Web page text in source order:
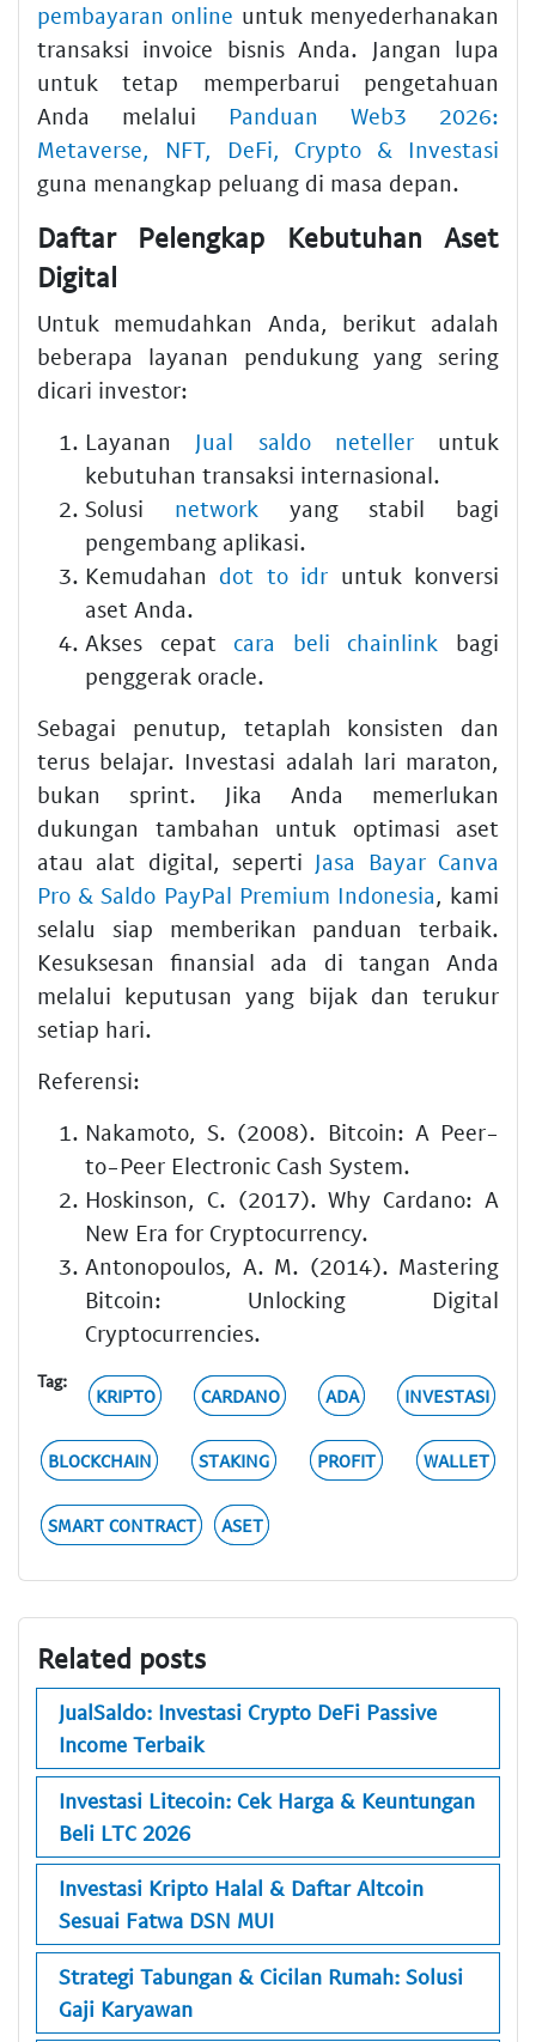
pembayaran online untuk menyederhanakan
transaksi invoice bisnis Anda. Jangan lupa
untuk tetap memperbarui pengetahuan
Anda melalui Panduan Web3 2026:
Metaverse, NFT, DeFi, Crypto & Investasi
guna menangkap peluang di masa depan.
Daftar Pelengkap Kebutuhan Aset
Digital
Untuk memudahkan Anda, berikut adalah
beberapa layanan pendukung yang sering
dicari investor:
Layanan Jual saldo netelleruntuk
kebutuhan transaksi internasional.
Solusi networkyang stabil bagi
pengembang aplikasi.
Kemudahan dot to idr untuk konversi
aset Anda.
Akses cepat cara beli chainlink bagi
penggerak oracle.
Sebagai penutup, tetaplah konsisten dan
terus belajar. Investasi adalah lari maraton,
bukan sprint. Jika Anda memerlukan
dukungan tambahan untuk optimasi aset
atau alat digital, seperti Jasa Bayar Canva
Pro & Saldo PayPal Premium Indonesia, kami
selalu siap memberikan panduan terbaik.
Kesuksesan finansial ada di tangan Anda
melalui keputusan yang bijak dan terukur
setiap hari.
Referensi:
Nakamoto, S. (2008). Bitcoin: A Peer-
to-Peer Electronic Cash System.
Hoskinson, C. (2017). Why Cardano: A
New Era for Cryptocurrency.
Antonopoulos, A. M. (2014). Mastering
Bitcoin: Unlocking Digital
Cryptocurrencies.
Tag:
KRIPTO CARDANO ADA INVESTASI
BLOCKCHAIN STAKING PROFIT WALLET
SMART CONTRACT ASET
Related posts
JualSaldo: Investasi Crypto DeFi Passive
Income Terbaik
Investasi Litecoin: Cek Harga & Keuntungan
Beli LTC 2026
Investasi Kripto Halal & Daftar Altcoin
Sesuai Fatwa DSN MUI
Strategi Tabungan & Cicilan Rumah: Solusi
Gaji Karyawan